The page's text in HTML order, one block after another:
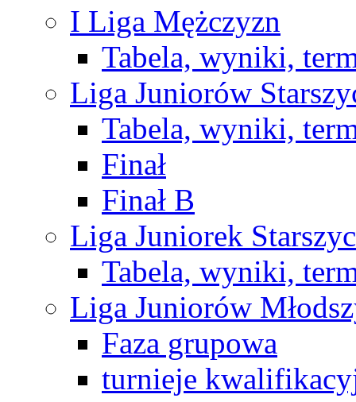
I Liga Mężczyzn
Tabela, wyniki,
Liga Juniorów
Tabela, wyniki,
Finał
Finał B
Liga Juniorek
Tabela, wyniki,
Liga Juniorów
Faza grupowa
turnieje